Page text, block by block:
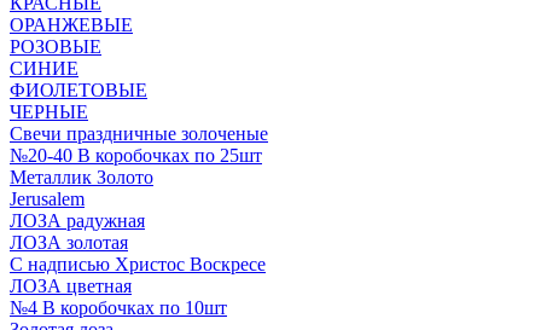
ОРАНЖЕВЫЕ
РОЗОВЫЕ
СИНИЕ
ФИОЛЕТОВЫЕ
ЧЕРНЫЕ
Свечи праздничные золоченые
№20-40 В коробочках по 25шт
Металлик Золото
Jerusalem
ЛОЗА радужная
ЛОЗА золотая
С надписью Христос Воскресе
ЛОЗА цветная
№4 В коробочках по 10шт